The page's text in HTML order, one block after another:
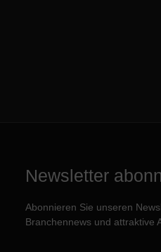
Newsletter
Abonnieren Sie unseren
Branchennews und attraktive